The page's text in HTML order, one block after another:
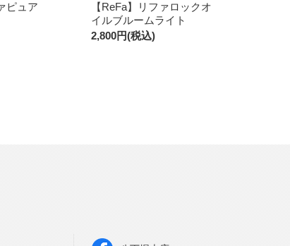
ピュア
【ReFa】リファロックオ
イルブルームライト
2,800円(税込)